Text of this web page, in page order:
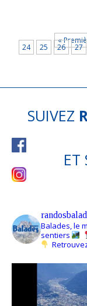
«
24 25 26 27
SUIVEZ
ET
Balades, le
sentiers